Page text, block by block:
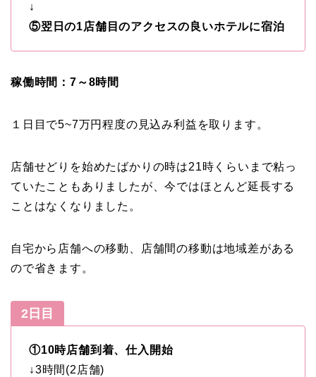
↓
⑤翌日の1店舗目のアクセスの良いホテルに宿泊
稼働時間：7～8時間
１日目で5~7万円程度の見込み利益を取ります。
店舗せどりを始めたばかりの時は21時くらいまで粘っ
ていたこともありましたが、今ではほとんど延長する
ことはなくなりました。
自宅から店舗への移動、店舗間の移動は地域差がある
ので省きます。
2日目
①10時店舗到着、仕入開始
↓3時間(2店舗)